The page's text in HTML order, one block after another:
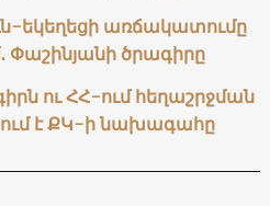
եկեղեցի առճակատումը
Փաշինյանի ծրագիրը
ու ՀՀ-ում հեղաշրջման
է ՔԿ-ի նախագահը